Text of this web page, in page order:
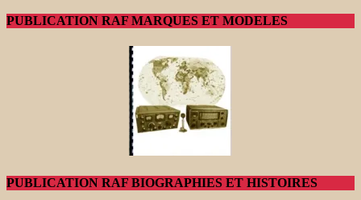
PUBLICATION RAF MARQUES ET MODELES
PUBLICATION RAF BIOGRAPHIES ET HISTOIRES